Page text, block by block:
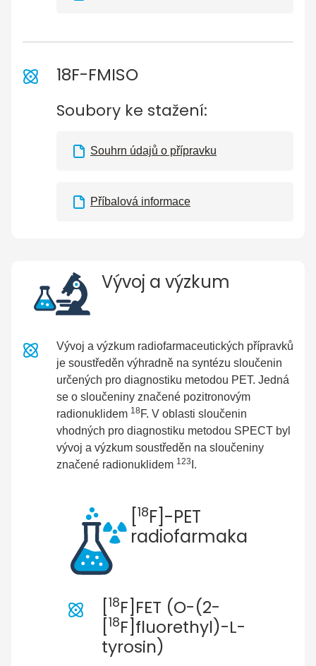
18F-FMISO
Soubory ke stažení:
Souhrn údajů o přípravku
Příbalová informace
Vývoj a výzkum
Vývoj a výzkum radiofarmaceutických přípravků
je soustředěn výhradně na syntézu sloučenin
určených pro diagnostiku metodou PET. Jedná
se o sloučeniny značené pozitronovým
radionuklidem 18F. V oblasti sloučenin
vhodných pro diagnostiku metodou SPECT byl
vývoj a výzkum soustředěn na sloučeniny
značené radionuklidem 123 I.
18F]-PET
radiofarmaka
18F]FET (O-(2-
18F]fluorethyl)-L-
tyrosin)